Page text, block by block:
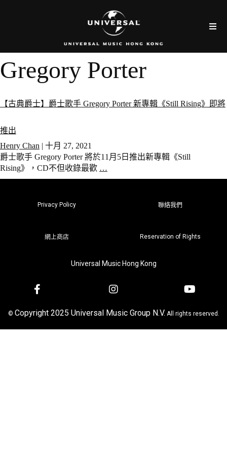
Gregory Porter
【古典爵士】爵士歌手 Gregory Porter 新專輯《Still Rising》即將
推出
Henry Chan | 十月 27, 2021
爵士歌手 Gregory Porter 將於11月5日推出新專輯《Still
Rising》，CD不但收錄最歡 …
Privacy Policy 聯絡我們
網上商店 Reservation of Rights
Universal Music Hong Kong
© Copyright 2025 Universal Music Group N.V. All rights reserved.